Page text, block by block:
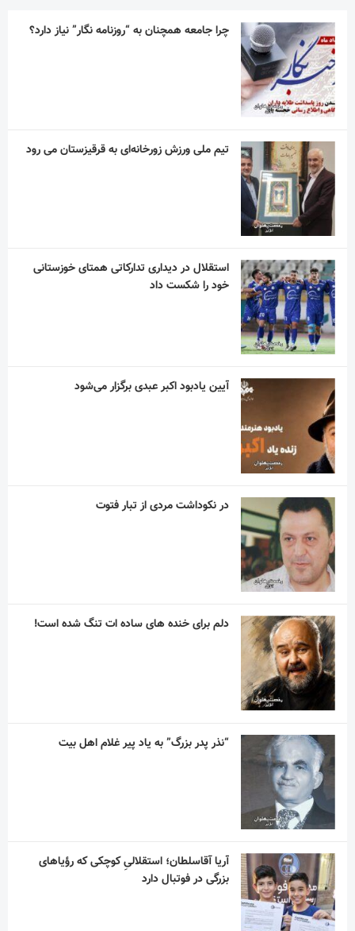
چرا جامعه همچنان به “روزنامه نگار” نیاز دارد؟
تیم ملی ورزش زورخانه‌ای به قرقیزستان می رود
استقلال در دیداری تدارکاتی همتای خوزستانی
خود را شکست داد
آیین یادبود اکبر عبدی برگزار می‌شود
در نکوداشت مردی از تبار فتوت
دلم برای خنده های ساده ات تنگ شده است!
“نذر پدر بزرگ” به یاد پیر غلام اهل بیت
آریا آقاسلطان؛ استقلالیِ کوچکی که رؤیاهای
بزرگی در فوتبال دارد